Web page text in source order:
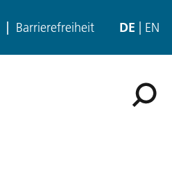
Barrierefreiheit DE EN